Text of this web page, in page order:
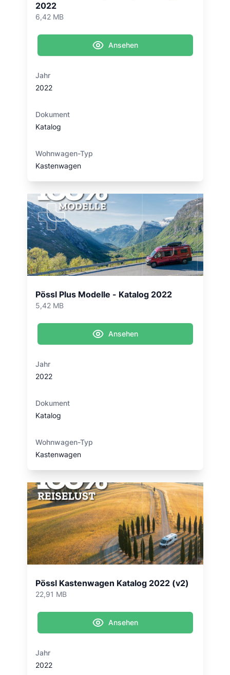
2022
6,42 MB
Ansehen
Jahr
2022
Dokument
Katalog
Wohnwagen-Typ
Kastenwagen
Pössl Plus Modelle - Katalog 2022
5,42 MB
Ansehen
Jahr
2022
Dokument
Katalog
Wohnwagen-Typ
Kastenwagen
Pössl Kastenwagen Katalog 2022 (v2)
22,91 MB
Ansehen
Jahr
2022